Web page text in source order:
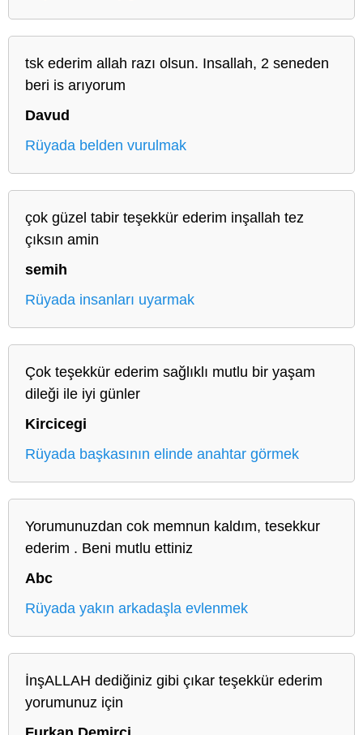
tsk ederim allah razı olsun. Insallah, 2 seneden
beri is arıyorum
Davud
Rüyada belden vurulmak
çok güzel tabir teşekkür ederim inşallah tez
çıksın amin
semih
Rüyada insanları uyarmak
Çok teşekkür ederim sağlıklı mutlu bir yaşam
dileği ile iyi günler
Kircicegi
Rüyada başkasının elinde anahtar görmek
Yorumunuzdan cok memnun kaldım, tesekkur
ederim . Beni mutlu ettiniz
Abc
Rüyada yakın arkadaşla evlenmek
İnşALLAH dediğiniz gibi çıkar teşekkür ederim
yorumunuz için